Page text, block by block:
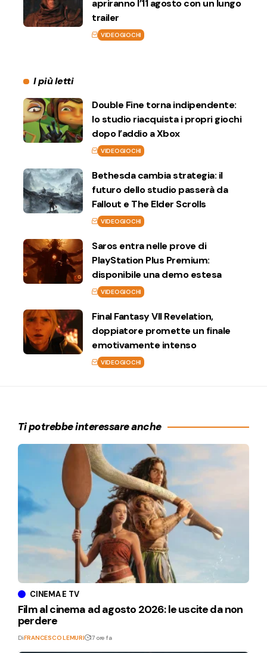
apriranno l’11 agosto con un lungo
trailer
VIDEOGIOCHI
I più letti
Double Fine torna indipendente:
lo studio riacquista i propri giochi
dopo l’addio a Xbox
VIDEOGIOCHI
Bethesda cambia strategia: il
futuro dello studio passerà da
Fallout e The Elder Scrolls
VIDEOGIOCHI
Saros entra nelle prove di
PlayStation Plus Premium:
disponibile una demo estesa
VIDEOGIOCHI
Final Fantasy VII Revelation,
doppiatore promette un finale
emotivamente intenso
VIDEOGIOCHI
Ti potrebbe interessare anche
CINEMA E TV
Film al cinema ad agosto 2026: le uscite da non
perdere
DiFRANCESCO LEMURI 17 ore fa